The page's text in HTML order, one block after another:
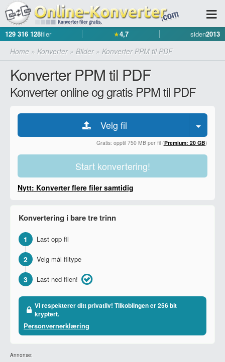
129 316 128filer ★4,7 siden2013
Home » Konverter» Bilder» Konverter PPM til PDF
Konverter PPM til PDF
Konverter online og gratis PPM til PDF
Velg fil
Gratis: opptil 750 MB per fil (Premium: 20 GB)
Start konvertering!
Nytt: Konverter flere filer samtidig
Konvertering i bare tre trinn
1 Last opp fil
2 Velg mål filtype
3 Last ned filen!
Vi respekterer ditt privatliv! Tilkoblingen er 256 bit
kryptert.
Personvernerklæring
Annonse: